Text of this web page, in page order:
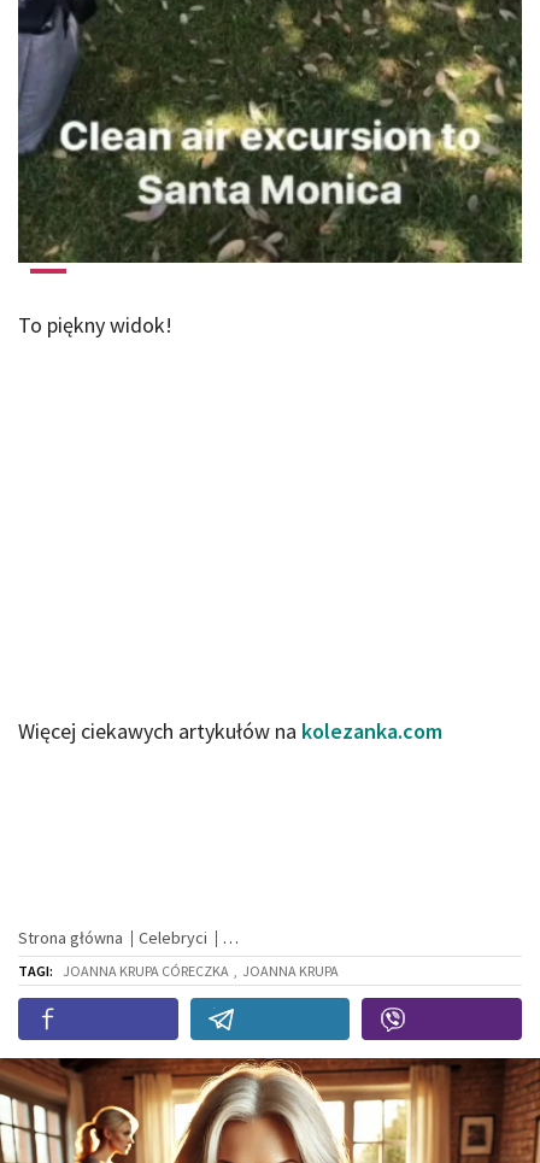
To piękny widok!
Więcej ciekawych artykułów na kolezanka.com
Strona główna Celebryci
TAGI: JOANNA KRUPA CÓRECZKA , JOANNA KRUPA